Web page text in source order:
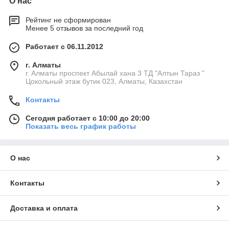
Рейтинг не сформирован
Менее 5 отзывов за последний год
Работает с 06.11.2012
г. Алматы
г. Алматы проспект Абылай хана 3 ТД "Алтын Тараз "
Цокольный этаж бутик 023, Алматы, Казахстан
Контакты
Сегодня работает с 10:00 до 20:00
Показать весь график работы
О нас
Контакты
Доставка и оплата